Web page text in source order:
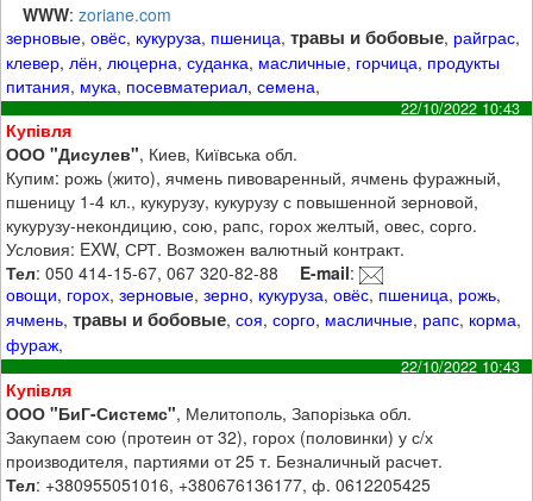
WWW:zoriane.com
зерновые,овёс, кукуруза, пшеница,травы и бобовые, райграс,
клевер, лён, люцерна,суданка, масличные, горчица, продукты
питания, мука, посевматериал,семена,
22/10/2022 10:43
Купівля
ООО "Дисулев", Киев, Київська обл.
Купим: рожь (жито), ячмень пивоваренный, ячмень фуражный,
пшеницу 1-4 кл., кукурузу, кукурузу с повышенной зерновой,
кукурузу-некондицию, сою, рапс, горох желтый, овес, сорго.
Условия: EXW, СРТ. Возможен валютный контракт.
Тел: 050 414-15-67, 067 320-82-88 E-mail:
овощи, горох,зерновые,зерно, кукуруза,овёс, пшеница, рожь,
ячмень,травы и бобовые,соя,сорго, масличные, рапс, корма,
фураж,
22/10/2022 10:43
Купівля
ООО "БиГ-Системс", Мелитополь, Запорізька обл.
Закупаем сою (протеин от 32), горох (половинки) у с/х
производителя, партиями от 25 т. Безналичный расчет.
Тел: +380955051016, +380676136177, ф. 0612205425